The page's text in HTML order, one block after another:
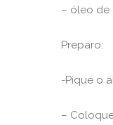
– óleo de
Preparo:
-Pique o
–